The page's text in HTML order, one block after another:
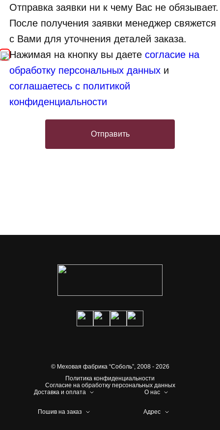
Отправка заявки ни к чему Вас не обязывает.
После получения заявки менеджер свяжется
с Вами для уточнения деталей заказа.
Нажимая на кнопку вы даетесогласие на
обработку персональных данных и
соглашаетесь с политикой
конфиденциальности
Отправить
© Меховая фабрика “Соболь”, 2008 - 2026
Политика конфиденциальности
Согласие на обработку персональных данных
Доставка и оплата
О нас
Пошив на заказ Адрес